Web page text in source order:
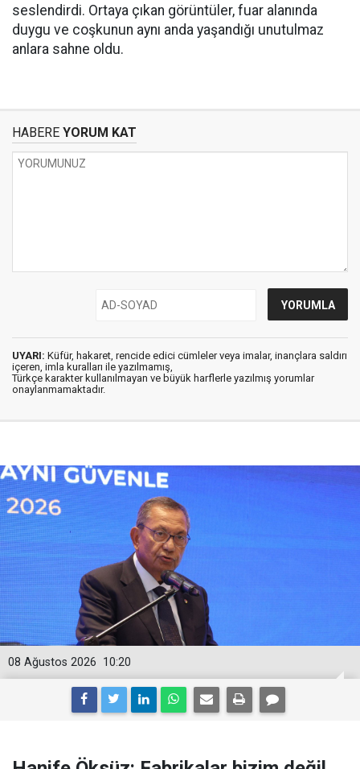
seslendirdi. Ortaya çıkan görüntüler, fuar alanında
duygu ve coşkunun aynı anda yaşandığı unutulmaz
anlara sahne oldu.
HABERE YORUM KAT
UYARI: Küfür, hakaret, rencide edici cümleler veya imalar, inançlara saldırı
içeren, imla kuralları ile yazılmamış,
Türkçe karakter kullanılmayan ve büyük harflerle yazılmış yorumlar
onaylanmamaktadır.
10:20
08 Ağustos 2026